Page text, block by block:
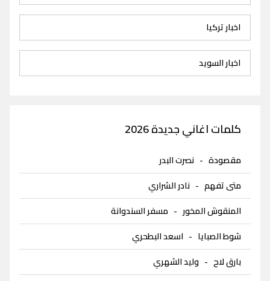
اخبار تركيا
اخبار السويد
كلمات اغاني جديدة 2026
مقصودة - نصرت البدر
متى تفهم - نادر الشراري
المنقوش المخور - مسفر السندوانة
شوط الصبايا - اسعد البطحري
بارق لاح - وليد الشهري